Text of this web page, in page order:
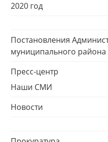
2020 год
Постановления
муниципального района
Пресс-центр
Наши СМИ
Новости